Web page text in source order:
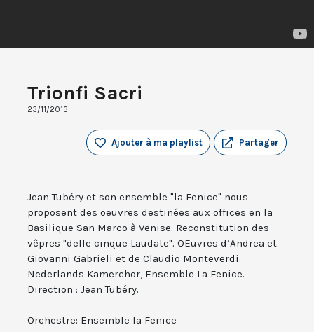
Trionfi Sacri
23/11/2013
Partager
Ajouter à ma playlist
Jean Tubéry et son ensemble "la Fenice" nous
proposent des oeuvres destinées aux offices en la
Basilique San Marco à Venise. Reconstitution des
vêpres "delle cinque Laudate". OEuvres d’Andrea et
Giovanni Gabrieli et de Claudio Monteverdi.
Nederlands Kamerchor, Ensemble La Fenice.
Direction : Jean Tubéry.
Orchestre: Ensemble la Fenice